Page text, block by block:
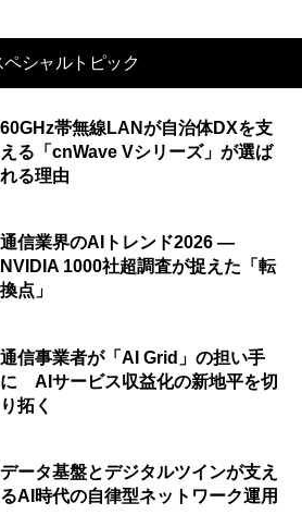
ペシャルトピック
60GHz帯無線LANが自治体DXを支
える「cnWave Vシリーズ」が選ば
れる理由
通信業界のAIトレンド2026 ―
NVIDIA 1000社超調査が捉えた「転
換点」
通信事業者が「AI Grid」の担い手
に AIサービス収益化の新地平を切
り拓く
データ基盤とデジタルツインが支え
るAI時代の自律型ネットワーク運用